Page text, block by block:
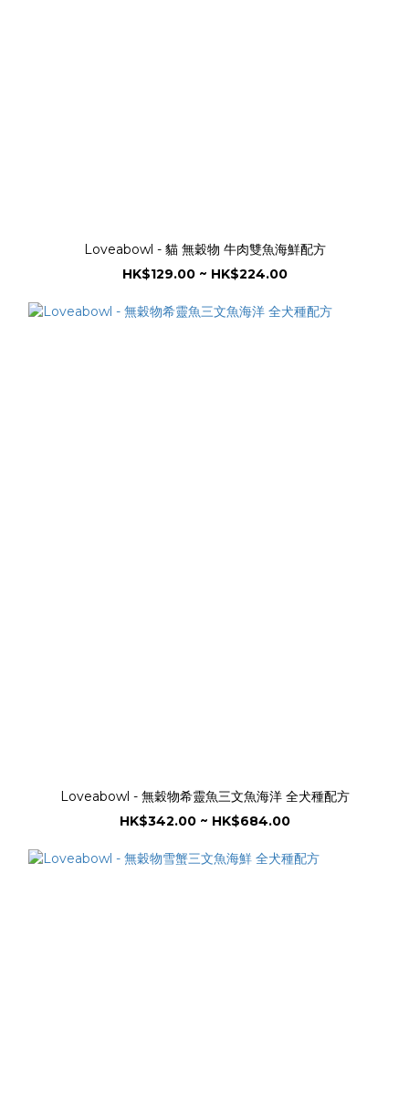
Loveabowl - 貓 無穀物 牛肉雙魚海鮮配方
HK$129.00 ~ HK$224.00
Loveabowl - 無穀物希靈魚三文魚海洋 全犬種配方
HK$342.00 ~ HK$684.00